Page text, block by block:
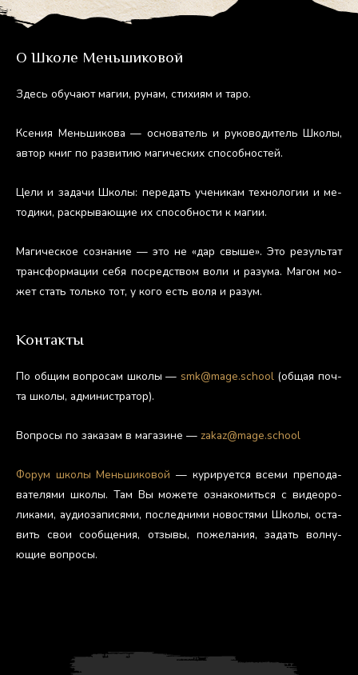
О Школе Меньшиковой
Здесь обу­ча­ют ма­гии, ру­нам, сти­хи­ям и та­ро.
Ксе­ния Мень­ши­кова — ос­но­ватель и ру­ково­дитель Шко­лы,
ав­тор книг по раз­ви­тию ма­гичес­ких спо­соб­ностей.
Це­ли и за­дачи Шко­лы: пе­редать уче­никам тех­но­логии и ме­
тоди­ки, рас­кры­ва­ющие их спо­соб­ности к ма­гии.
Ма­гичес­кое соз­на­ние — это не «дар свы­ше». Это ре­зуль­тат
тран­сфор­ма­ции се­бя пос­редс­твом во­ли и ра­зума. Ма­гом мо­
жет стать толь­ко тот, у ко­го есть во­ля и ра­зум.
Контакты
По об­щим воп­ро­сам шко­лы — smk@mage.school(об­щая поч­
та шко­лы, ад­ми­нис­тра­тор).
Воп­ро­сы по за­казам в ма­гази­не — zakaz@mage.school
Фо­рум шко­лы Мень­ши­ковой — ку­риру­ет­ся все­ми пре­пода­
вате­лями шко­лы. Там Вы мо­жете оз­на­комить­ся с ви­де­оро­
лика­ми, а­уди­оза­пися­ми, пос­ледни­ми но­вос­тя­ми Шко­лы, ос­та­
вить свои со­об­ще­ния, от­зы­вы, по­жела­ния, за­дать вол­ну­
ющие воп­ро­сы.